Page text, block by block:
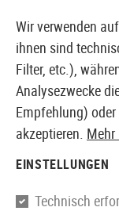
Salient Arms
Wir verwenden
ihnen sind
Filter, etc.),
Analysezwecke
Empfehlung)
akzeptieren.
EINSTELLUNGEN
Technisch